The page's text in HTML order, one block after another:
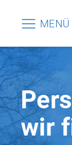
MENÜ
wir